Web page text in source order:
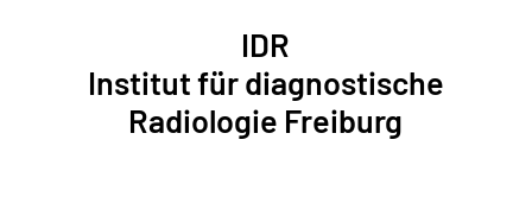
IDR
Institut für diagnostische
Radiologie Freiburg